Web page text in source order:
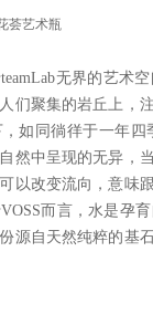
荟艺术瓶
无界的艺术
们聚集的岩丘上，
如同徜徉于一年
然中呈现的无异，
以改变流向，意味
而言，水是孕
源自天然纯粹的基